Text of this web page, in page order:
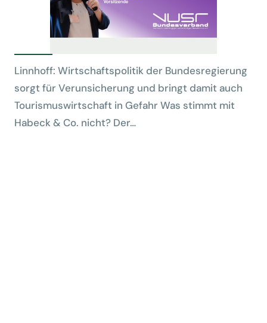
Linnhoff: Wirtschaftspolitik der Bundesregierung
sorgt für Verunsicherung und bringt damit auch
Tourismuswirtschaft in Gefahr Was stimmt mit
Habeck & Co. nicht? Der…